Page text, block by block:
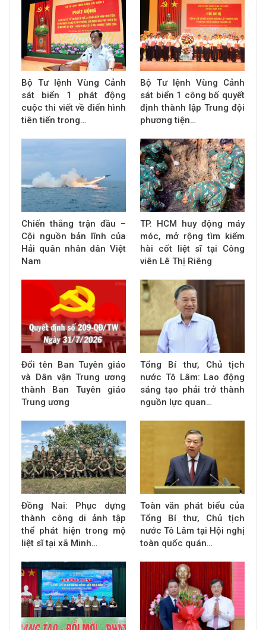
Bộ Tư lệnh Vùng Cảnh
sát biển 1 phát động
cuộc thi viết về điển hình
tiên tiến trong…
Bộ Tư lệnh Vùng Cảnh
sát biển 1 công bố quyết
định thành lập Trung đội
phương tiện…
Chiến thắng trận đầu –
Cội nguồn bản lĩnh của
Hải quân nhân dân Việt
Nam
TP. HCM huy động máy
móc, mở rộng tìm kiếm
hài cốt liệt sĩ tại Công
viên Lê Thị Riêng
Đổi tên Ban Tuyên giáo
và Dân vận Trung ương
thành Ban Tuyên giáo
Trung ương
Tổng Bí thư, Chủ tịch
nước Tô Lâm: Lao động
sáng tạo phải trở thành
nguồn lực quan…
Đồng Nai: Phục dựng
thành công di ảnh tập
thể phát hiện trong mộ
liệt sĩ tại xã Minh…
Toàn văn phát biểu của
Tổng Bí thư, Chủ tịch
nước Tô Lâm tại Hội nghị
toàn quốc quán…